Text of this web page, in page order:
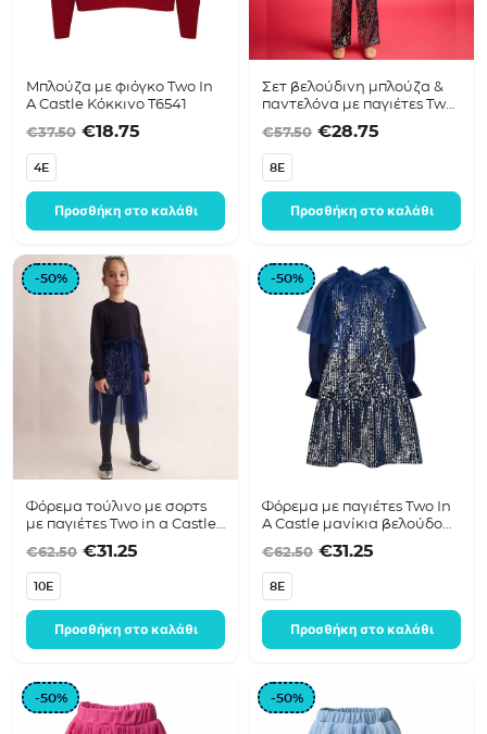
Μπλούζα με φιόγκο Two In
A Castle Κόκκινο T6541
€37.50 Original price was: €37.50.
€18.75 Η τρέχουσα τιμή είναι: €18.75.
4E
Προσθήκη στο καλάθι
Σετ βελούδινη μπλούζα &
παντελόνα με παγιέτες Two
in a Castle T6684 Μπλε
€57.50 Original price
€28.75
8E
Προσθήκη στο καλάθι
-50%
Φόρεμα τούλινο με σορτς
με παγιέτες Two in a Castle
€62.50 Original price was: €62.50.
€31.25 Η τρέχουσα τιμή είναι: €31.25.
10E
Προσθήκη στο καλάθι
-50%
Φόρεμα με παγιέτες Two In
A Castle μανίκια βελούδο
€62.50 Original price
€31.25
8E
Προσθήκη στο καλάθι
-50% -50%